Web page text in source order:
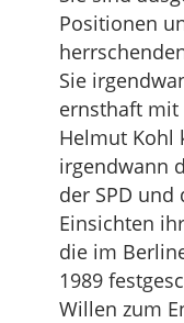
Positionen
Sie
ernsthaft mit
Helmut Kohl
irgendwann
der SPD und
Einsichten
die im
1989
Willen zum